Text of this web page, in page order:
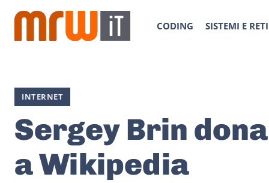
CODING SISTEMI E RETI
INTERNET
Sergey Brin
a Wikipedia